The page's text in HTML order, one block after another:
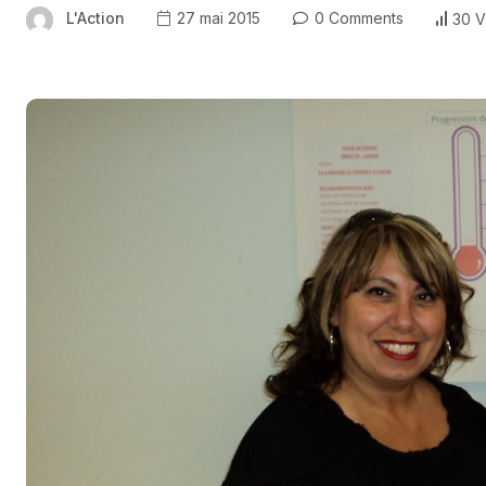
L'Action 27 mai 2015 0 Comments 30